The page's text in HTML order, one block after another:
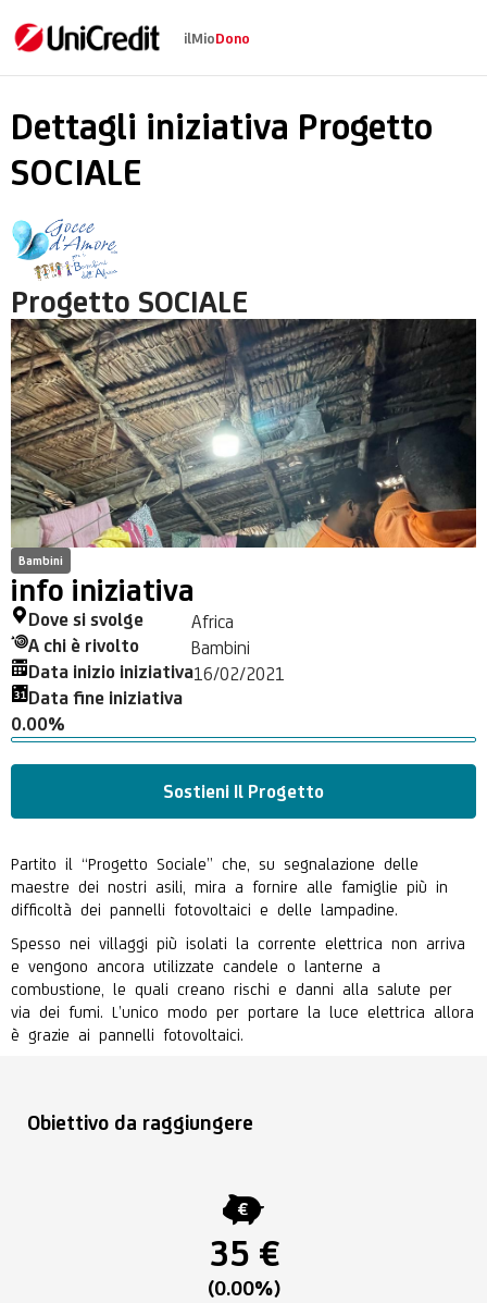
Progetto SOCIALE
ilMioDono
Dettagli iniziativa Progetto
SOCIALE
Progetto SOCIALE
Bambini
info iniziativa
Dove si svolge Africa
A chi è rivolto Bambini
Data inizio iniziativa16/02/2021
Data fine iniziativa
0.00%
Sostieni Il Progetto
Partito il “Progetto Sociale” che, su segnalazione delle
maestre dei nostri asili, mira a fornire alle famiglie più in
difficoltà dei pannelli fotovoltaici e delle lampadine.
Spesso nei villaggi più isolati la corrente elettrica non arriva
e vengono ancora utilizzate candele o lanterne a
combustione, le quali creano rischi e danni alla salute per
via dei fumi. L’unico modo per portare la luce elettrica allora
è grazie ai pannelli fotovoltaici.
Obiettivo da raggiungere
35 €
(0.00%)